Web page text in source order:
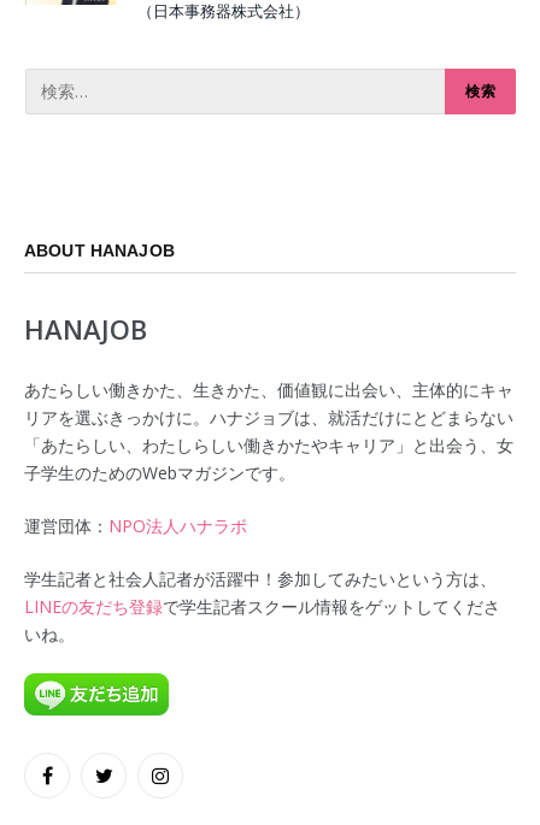
（日本事務器株式会社）
ABOUT HANAJOB
HANAJOB
あたらしい働きかた、生きかた、価値観に出会い、主体的にキャ
リアを選ぶきっかけに。ハナジョブは、就活だけにとどまらない
「あたらしい、わたしらしい働きかたやキャリア」と出会う、女
子学生のためのWebマガジンです。
運営団体： NPO法人ハナラボ
学生記者と社会人記者が活躍中！参加してみたいという方は、
LINEの友だち登録で学生記者スクール情報をゲットしてくださ
いね。
FacebookTwitter Instagram